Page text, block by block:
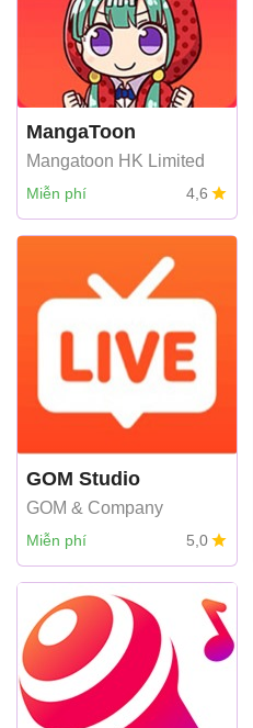
MangaToon
Mangatoon HK Limited
Miễn phí 4,6
GOM Studio
GOM & Company
Miễn phí 5,0